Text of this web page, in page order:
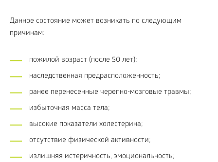
Данное состояние может возникать по следующим
причинам:
пожилой возраст (после 50 лет);
наследственная предрасположенность;
ранее перенесенные черепно-мозговые травмы;
избыточная масса тела;
высокие показатели холестерина;
отсутствие физической активности;
излишняя истеричность, эмоциональность;